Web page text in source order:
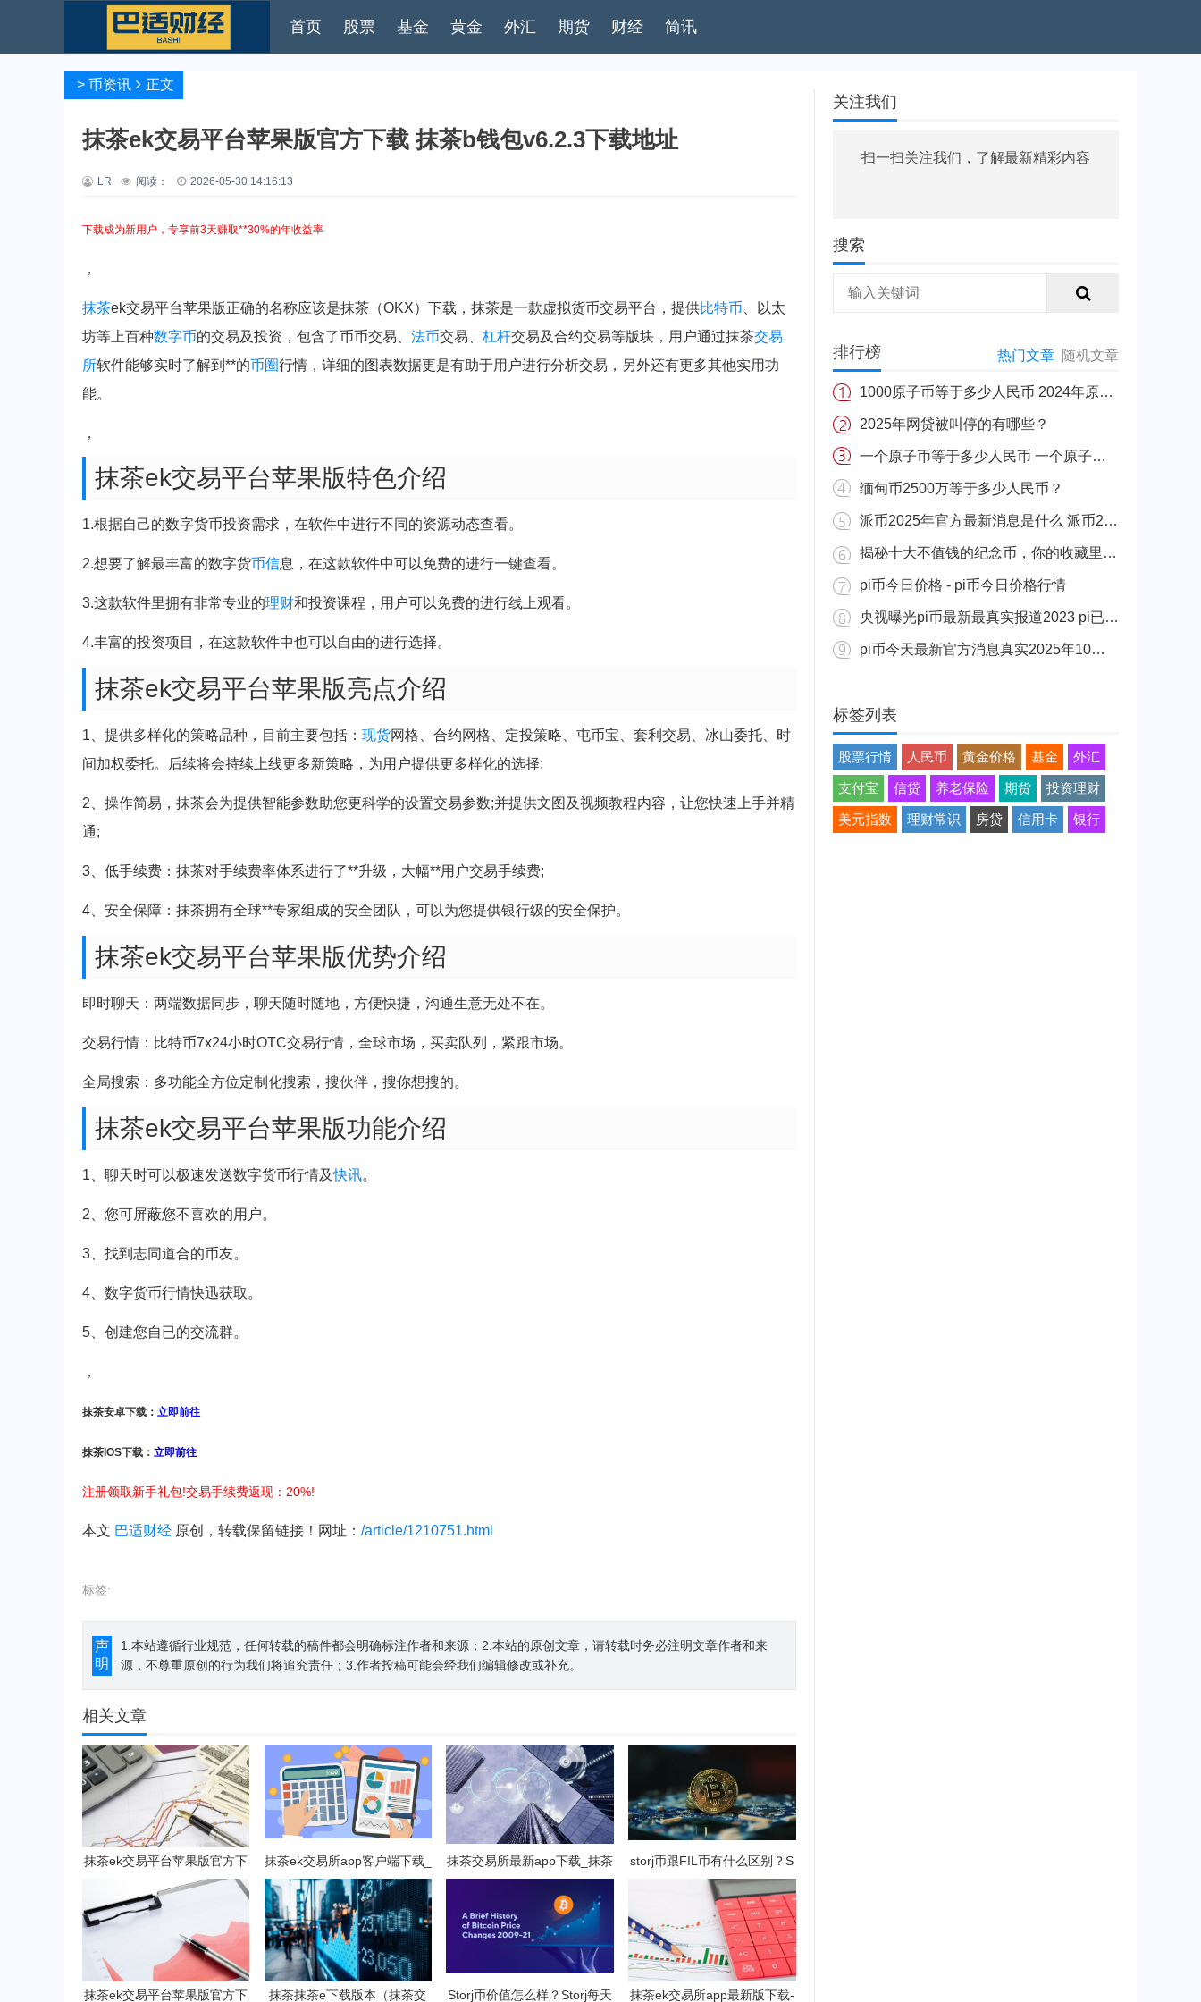
首页 股票 基金 黄金 外汇 期货 财经 简讯
> 币资讯 正文
抹茶ek交易平台苹果版官方下载 抹茶b钱包v6.2.3下载地址
LR 阅读： 2026-05-30 14:16:13
下载成为新用户，专享前3天赚取**30%的年收益率
，
抹茶ek交易平台苹果版正确的名称应该是抹茶（OKX）下载，抹茶是一款虚拟货币交易平台，提供比特币 、以太
坊等上百种数字币的交易及投资，包含了币币交易、 法币交易、 杠杆交易及合约交易等版块，用户通过抹茶交易
所软件能够实时了解到**的币圈行情，详细的图表数据更是有助于用户进行分析交易，另外还有更多其他实用功
能。
，
抹茶ek交易平台苹果版特色介绍
1.根据自己的数字货币投资需求，在软件中进行不同的资源动态查看。
2.想要了解最丰富的数字货币信息，在这款软件中可以免费的进行一键查看。
3.这款软件里拥有非常专业的理财和投资课程，用户可以免费的进行线上观看。
4.丰富的投资项目，在这款软件中也可以自由的进行选择。
抹茶ek交易平台苹果版亮点介绍
1、提供多样化的策略品种，目前主要包括： 现货网格、合约网格、定投策略、屯币宝、套利交易、冰山委托、时
间加权委托。后续将会持续上线更多新策略，为用户提供更多样化的选择;
2、操作简易，抹茶会为提供智能参数助您更科学的设置交易参数;并提供文图及视频教程内容，让您快速上手并精
通;
3、低手续费：抹茶对手续费率体系进行了**升级，大幅**用户交易手续费;
4、安全保障：抹茶拥有全球**专家组成的安全团队，可以为您提供银行级的安全保护。
抹茶ek交易平台苹果版优势介绍
即时聊天：两端数据同步，聊天随时随地，方便快捷，沟通生意无处不在。
交易行情：比特币7x24小时OTC交易行情，全球市场，买卖队列，紧跟市场。
全局搜索：多功能全方位定制化搜索，搜伙伴，搜你想搜的。
抹茶ek交易平台苹果版功能介绍
1、聊天时可以极速发送数字货币行情及快讯。
2、您可屏蔽您不喜欢的用户。
3、找到志同道合的币友。
4、数字货币行情快迅获取。
5、创建您自已的交流群。
，
抹茶安卓下载： 立即前往
抹茶IOS下载： 立即前往
注册领取新手礼包!交易手续费返现：20%!
本文 巴适财经 原创，转载保留链接！网址： /article/1210751.html
标签:
声
明
1.本站遵循行业规范，任何转载的稿件都会明确标注作者和来源；2.本站的原创文章，请转载时务必注明文章作者和来
源，不尊重原创的行为我们将追究责任；3.作者投稿可能会经我们编辑修改或补充。
相关文章
抹茶ek交易平台苹果版官方下
载 抹茶b钱包v6.2.3下载地址
抹茶ek交易所app客户端下载_
抹茶ek钱包v8.15.2下载
抹茶交易所最新app下载_抹茶
官网入口(v6.25.0)
storj币跟FIL币有什么区别？S
TORJ币还有赚钱空间吗?
抹茶ek交易平台苹果版官方下 抹茶抹茶e下载版本（抹茶交 Storj币价值怎么样？Storj每天 抹茶ek交易所app最新版下载-
关注我们
扫一扫关注我们，了解最新精彩内容
搜索
排行榜 热门文章 随机文章
1000原子币等于多少人民币 2024年原子币最新价格介绍一览
2025年网贷被叫停的有哪些？
一个原子币等于多少人民币 一个原子币价格介绍
缅甸币2500万等于多少人民币？
派币2025年官方最新消息是什么 派币2025年官方最新消息真实分享
揭秘十大不值钱的纪念币，你的收藏里有吗？
pi币今日价格 - pi币今日价格行情
央视曝光pi币最新最真实报道2023 pi已经成功了是真的吗（假的）
pi币今天最新官方消息真实2025年10月 派币今天最新消息介绍
标签列表
股票行情 人民币 黄金价格 基金 外汇
支付宝 信贷 养老保险 期货 投资理财
美元指数 理财常识 房贷 信用卡 银行